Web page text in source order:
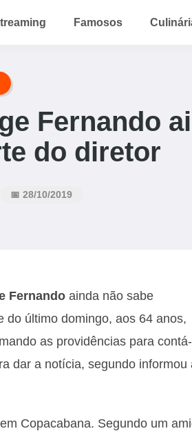
Famosos
Fernando
do diretor
📅 28/10/2019
Fernando ainda não sabe
do último domingo, aos 64 anos,
as providências para
dar a notícia, segundo informou
Copacabana. Segundo um